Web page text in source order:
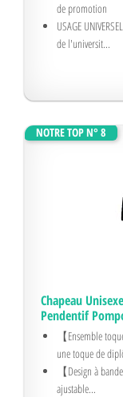
de promotion
USAGE
de l'universit...
NOTRE TOP N° 8
Chapeau
Pendentif
【Ensemble
une toque de
【Design à
ajustable...